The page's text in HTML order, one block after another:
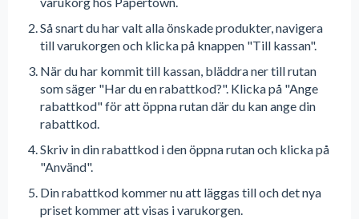
Så snart du har valt alla önskade produkter, navigera
till varukorgen och klicka på knappen "Till kassan".
När du har kommit till kassan, bläddra ner till rutan
som säger "Har du en rabattkod?". Klicka på "Ange
rabattkod" för att öppna rutan där du kan ange din
rabattkod.
Skriv in din rabattkod i den öppna rutan och klicka på
"Använd".
Din rabattkod kommer nu att läggas till och det nya
priset kommer att visas i varukorgen.